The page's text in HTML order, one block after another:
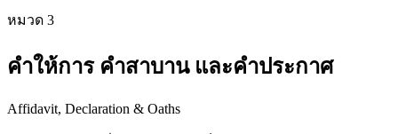
หมวด 3
คำให้การ คำสาบาน และคำประกาศ
Affidavit, Declaration & Oaths